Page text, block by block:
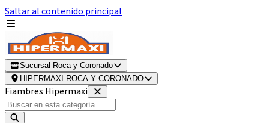
Saltar al contenido principal
Sucursal Roca y Coronado
HIPERMAXI ROCA Y CORONADO
Fiambres Hipermaxi